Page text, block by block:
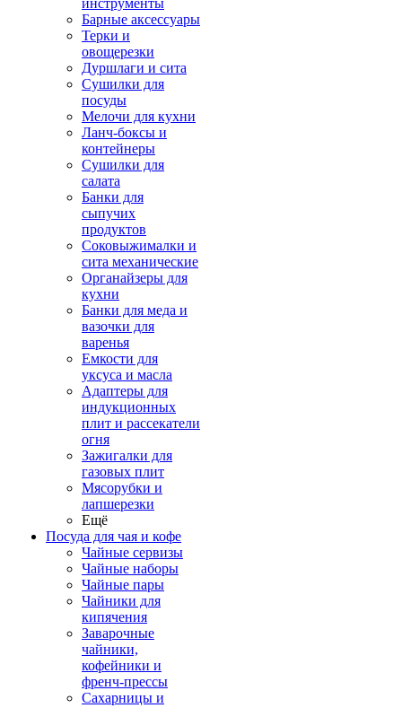
инструменты
Барные аксессуары
Терки и
овощерезки
Дуршлаги и сита
Сушилки для
посуды
Мелочи для кухни
Ланч-боксы и
контейнеры
Сушилки для
салата
Банки для
сыпучих
продуктов
Соковыжималки и
сита механические
Органайзеры для
кухни
Банки для меда и
вазочки для
варенья
Емкости для
уксуса и масла
Адаптеры для
индукционных
плит и рассекатели
огня
Зажигалки для
газовых плит
Мясорубки и
лапшерезки
Ещё
Посуда для чая и кофе
Чайные сервизы
Чайные наборы
Чайные пары
Чайники для
кипячения
Заварочные
чайники,
кофейники и
френч-прессы
Сахарницы и